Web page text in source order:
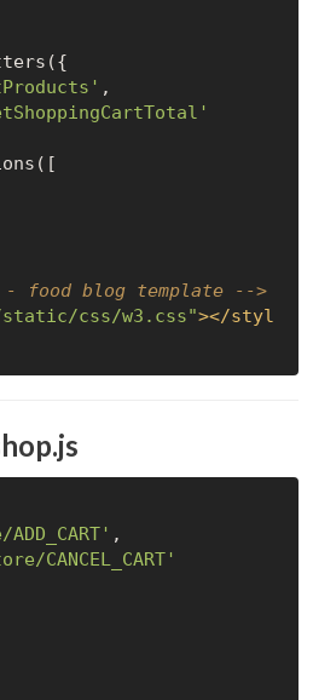
,
- food blog template -->
css/w3.css"></styl
,
CANCEL_CART'